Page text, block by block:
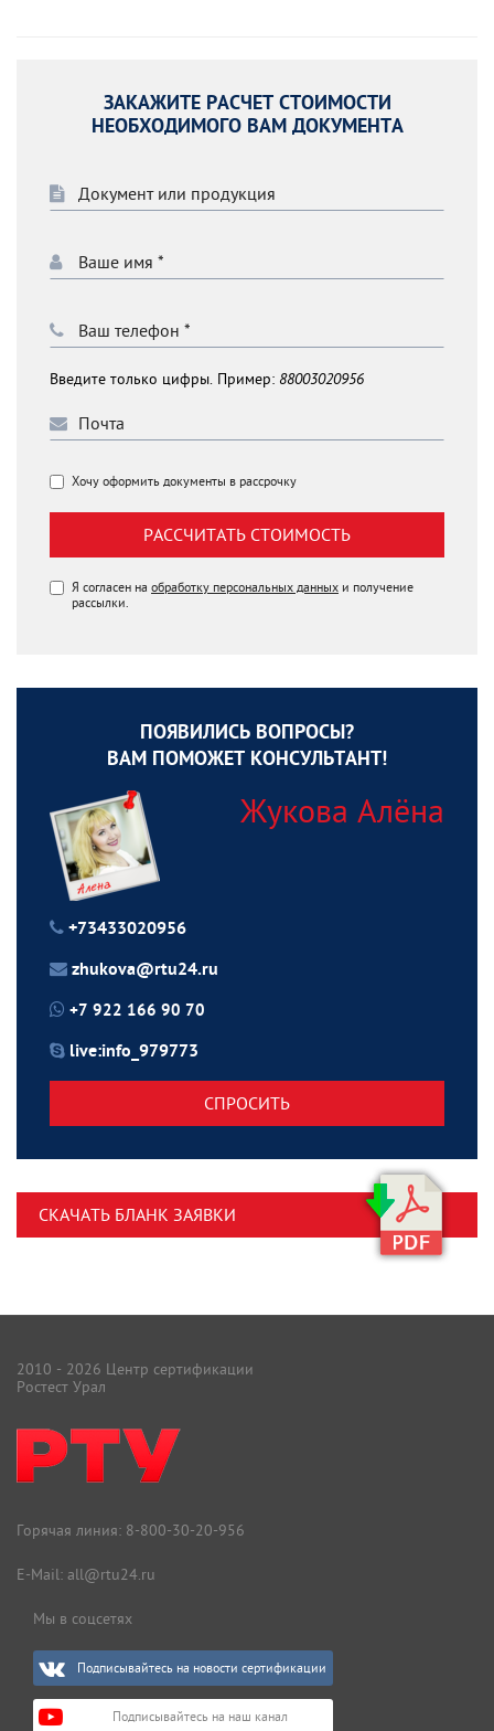
ЗАКАЖИТЕ РАСЧЕТ СТОИМОСТИ
НЕОБХОДИМОГО ВАМ ДОКУМЕНТА
Введите только цифры. Пример: 88003020956
Хочу оформить документы в рассрочку
РАССЧИТАТЬ СТОИМОСТЬ
Я согласен на обработку персональных данных и получение
рассылки.
ПОЯВИЛИСЬ ВОПРОСЫ?
ВАМ ПОМОЖЕТ КОНСУЛЬТАНТ!
Жукова Алёна
+73433020956
zhukova@rtu24.ru
+7 922 166 90 70
live:info_979773
СПРОСИТЬ
СКАЧАТЬ БЛАНК ЗАЯВКИ
2010 - 2026 Центр сертификации
Ростест Урал
Горячая линия: 8-800-30-20-956
E-Mail: all@rtu24.ru
Мы в соцсетях
Подписывайтесь на новости сертификации
Подписывайтесь на наш канал